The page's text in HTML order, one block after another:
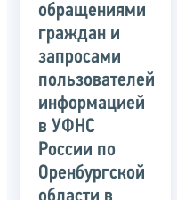
обращениями
граждан и
запросами
пользователей
информацией
в УФНС
России по
Оренбургской